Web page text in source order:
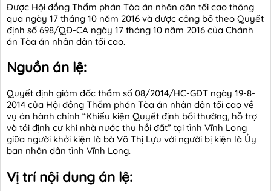
Được Hội đồng Thẩm phán Tòa án nhân dân tối cao thông
qua ngày 17 tháng 10 năm 2016 và được công bố theo Quyết
định số 698/QĐ-CA ngày 17 tháng 10 năm 2016 của Chánh
án Tòa án nhân dân tối cao.
Nguồn án lệ:
Quyết định giám đốc thẩm số 08/2014/HC-GĐT ngày 19-8-
2014 của Hội đồng Thẩm phán Tòa án nhân dân tối cao về
vụ án hành chính “Khiếu kiện Quyết định bồi thường, hỗ trợ
và tái định cư khi nhà nước thu hồi đất” tại tỉnh Vĩnh Long
giữa người khởi kiện là bà Võ Thị Lựu với người bị kiện là Ủy
ban nhân dân tỉnh Vĩnh Long.
Vị trí nội dung án lệ: